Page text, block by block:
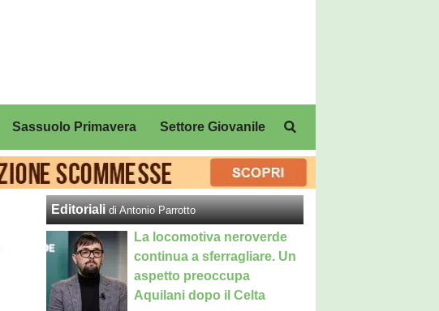
Sassuolo Primavera Settore Giovanile
Editoriali di Antonio Parrotto
La locomotiva neroverde
continua a sferragliare. Un
aspetto preoccupa
Aquilani dopo il Celta